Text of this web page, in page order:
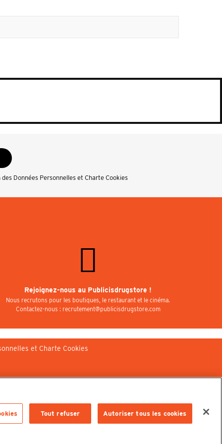
Données Personnelles et Charte Cookies
Rejoignez-nous au Publicisdrugstore !
Nous recrutons pour les boutiques, le restaurant et le cinéma.
Contactez-nous : recrutement@publicisdrugstore.com
et Charte Cookies
Tout refuser Autoriser tous les cookies